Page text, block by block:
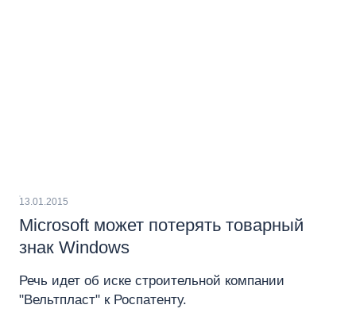
13.01.2015
Microsoft может потерять товарный
знак Windows
Речь идет об иске строительной компании
"Вельтпласт" к Роспатенту.